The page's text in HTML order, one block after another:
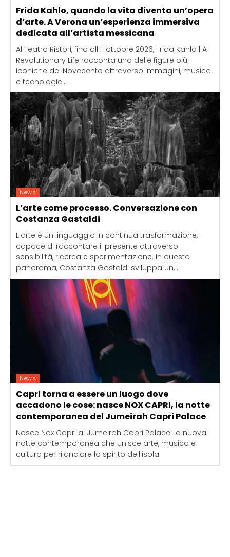
Frida Kahlo, quando la vita diventa un’opera
d’arte. A Verona un’esperienza immersiva
dedicata all’artista messicana
Al Teatro Ristori, fino all'11 ottobre 2026, Frida Kahlo | A
Revolutionary Life racconta una delle figure più
iconiche del Novecento attraverso immagini, musica
e tecnologie...
News
L’arte come processo. Conversazione con
Costanza Gastaldi
L'arte è un linguaggio in continua trasformazione,
capace di raccontare il presente attraverso
sensibilità, ricerca e sperimentazione. In questo
panorama, Costanza Gastaldi sviluppa un...
News
Capri torna a essere un luogo dove
accadono le cose: nasce NOX CAPRI, la notte
contemporanea del Jumeirah Capri Palace
Nasce Nox Capri al Jumeirah Capri Palace: la nuova
notte contemporanea che unisce arte, musica e
cultura per rilanciare lo spirito dell'isola.